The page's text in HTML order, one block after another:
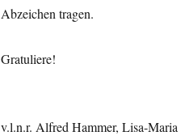
Abzeichen tragen.
Gratuliere!
v.l.n.r. Alfred Hammer, Lisa-